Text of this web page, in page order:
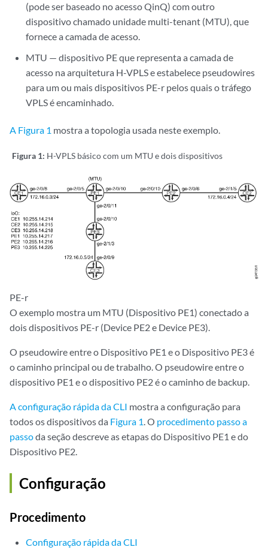
(pode ser baseado no acesso QinQ) com outro
dispositivo chamado unidade multi-tenant (MTU), que
fornece a camada de acesso.
MTU — dispositivo PE que representa a camada de
acesso na arquitetura H-VPLS e estabelece pseudowires
para um ou mais dispositivos PE-r pelos quais o tráfego
VPLS é encaminhado.
A Figura 1 mostra a topologia usada neste exemplo.
Figura 1: H-VPLS básico com um MTU e dois dispositivos
PE-r
O exemplo mostra um MTU (Dispositivo PE1) conectado a
dois dispositivos PE-r (Device PE2 e Device PE3).
O pseudowire entre o Dispositivo PE1 e o Dispositivo PE3 é
o caminho principal ou de trabalho. O pseudowire entre o
dispositivo PE1 e o dispositivo PE2 é o caminho de backup.
A configuração rápida da CLI mostra a configuração para
todos os dispositivos da Figura 1. O procedimento passo a
passoda seção descreve as etapas do Dispositivo PE1 e do
Dispositivo PE2.
Configuração
Procedimento
Configuração rápida da CLI